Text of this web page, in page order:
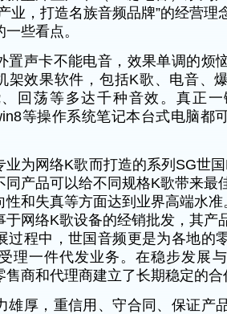
业，打造名族音频品牌”的经营理
些看点。
置声卡不能电音，效果单调的烦
架效果软件，包括K歌、电音、
回荡等多达千种音效。真正
等操作系统笔记本台式电脑都
业为网络K歌而打造的系列 SG世国
同产品可以给不同规格K歌带来最
性和失真等方面达到业界高端水准
于网络K歌设备的经销批发，其产
过程中，世国音频更是为各地的
理一件代发业务。在稳步发展
售商和代理商建立了长期稳定的合
雄厚，重信用、守合同、保证产